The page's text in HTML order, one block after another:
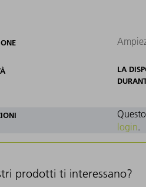
LA
login.
prodotti ti interessano?